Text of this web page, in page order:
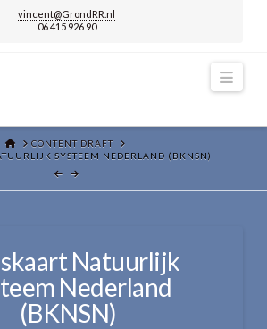
vincent@GrondRR.nl
06 415 926 90
HOMECONTENT DRAFT
SYSTEEM NEDERLAND (BKNSN)
Natuurlijk
Nederland
(BKNSN)